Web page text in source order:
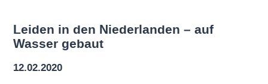
Leiden in den Niederlanden – auf
Wasser gebaut
12.02.2020